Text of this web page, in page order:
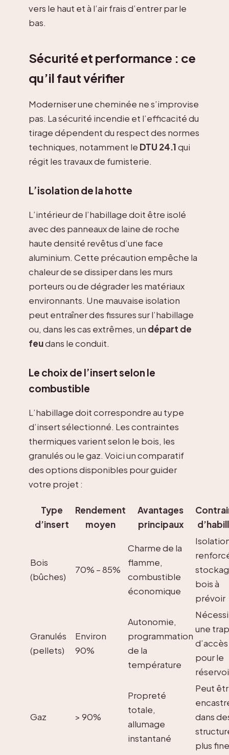
vers le haut et à l’air frais d’entrer par le
bas.
Sécurité et performance : ce
qu’il faut vérifier
Moderniser une cheminée ne s’improvise
pas. La sécurité incendie et l’efficacité du
tirage dépendent du respect des normes
techniques, notamment le DTU 24.1qui
régit les travaux de fumisterie.
L’isolation de la hotte
L’intérieur de l’habillage doit être isolé
avec des panneaux de laine de roche
haute densité revêtus d’une face
aluminium. Cette précaution empêche la
chaleur de se dissiper dans les murs
porteurs ou de dégrader les matériaux
environnants. Une mauvaise isolation
peut entraîner des fissures sur l’habillage
ou, dans les cas extrêmes, un départ de
feudans le conduit.
Le choix de l’insert selon le
combustible
L’habillage doit correspondre au type
d’insert sélectionné. Les contraintes
thermiques varient selon le bois, les
granulés ou le gaz. Voici un comparatif
des options disponibles pour guider
votre projet :
Type
d’insert
Rendement
moyen
Avantages
principaux
Bois
(bûches)
70% – 85%
Charme de la
flamme,
combustible
économique
bois à
prévoir
Granulés
(pellets)
Environ
90%
Autonomie,
programmation
de la
température
une
d’accès
pour le
Gaz > 90%
Propreté
totale,
allumage
instantané
Peut
dans
plus